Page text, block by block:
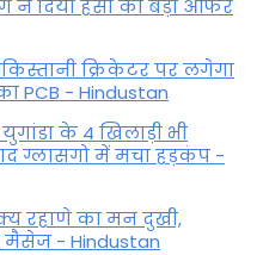
ने दिया हसी को बड़ा ऑफर
क्रिकेटर पर लगेगा
- Hindustan
के 4 खिलाड़ी भी
ग्लासगो में मचा हड़कंप -
रहाणे का मन दुखी,
मैसेज - Hindustan